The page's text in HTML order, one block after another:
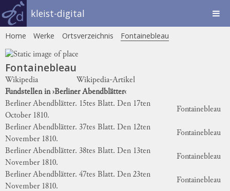
kleist-digital
Home Werke Ortsverzeichnis Fontainebleau
Fontainebleau
Wikipedia
Wikipedia-Artikel
Fundstellen in ›Berliner Abendblätter‹
Berliner Abendblätter. 15tes Blatt. Den 17ten
October 1810.
Fontainebleau
Berliner Abendblätter. 37tes Blatt. Den 12ten
November 1810.
Fontainebleau
Berliner Abendblätter. 38tes Blatt. Den 13ten
November 1810.
Fontainebleau
Berliner Abendblätter. 47tes Blatt. Den 23ten
November 1810.
Fontainebleau